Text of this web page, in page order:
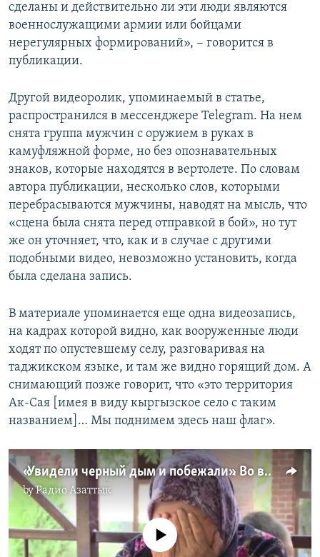
сделаны и действительно ли эти люди являются
военнослужащими армии или бойцами
нерегулярных формирований», − говорится в
публикации.
Другой видеоролик, упоминаемый в статье,
распространился в мессенджере Telegram. На нем
снята группа мужчин с оружием в руках в
камуфляжной форме, но без опознавательных
знаков, которые находятся в вертолете. По словам
автора публикации, несколько слов, которыми
перебрасываются мужчины, наводят на мысль, что
«сцена была снята перед отправкой в бой», но тут
же он уточняет, что, как и в случае с другими
подобными видео, невозможно установить, когда
была сделана запись.
В материале упоминается еще одна видеозапись,
на кадрах которой видно, как вооруженные люди
ходят по опустевшему селу, разговаривая на
таджикском языке, и там же видно горящий дом. А
снимающий позже говорит, что «это территория
Ак-Сая [имея в виду кыргызское село с таким
названием]… Мы поднимем здесь наш флаг».
«Увидели черный дым и побежали». Во время конфликта десятки тысяч баткенцев были вынуждены покинуть свои дома
byРадио Азаттык
No media source currently available